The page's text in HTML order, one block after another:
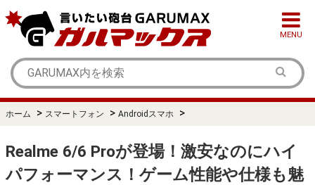
MENU
ホーム > スマートフォン > Androidスマホ >
Realme 6/6 Proが登場！激安なのにハイ
パフォーマンス！ゲーム性能や仕様も魅